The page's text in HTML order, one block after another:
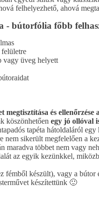
felhelyezhető, ahová
- bútorfólia főbb
felületre
vagy üveg helyett
megtisztítása és ellenőrzése
köszönhetően egy jó ollóval
tapéta hátoldaláról
sikerült megfelelően a
maradva többet nem vagy
az egyik kezünkkel,
fémből készült), vagy a bútor
készítettünk 🙂